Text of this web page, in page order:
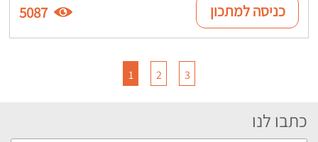
כניסה למתכון 5087
1 2 3
כתבו לנו